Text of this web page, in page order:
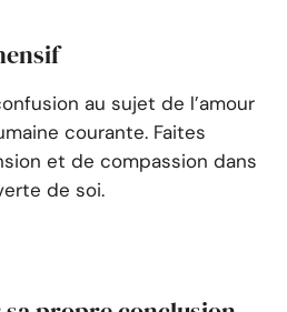
au sujet de l’amour
courante. Faites
et de compassion dans
de soi.